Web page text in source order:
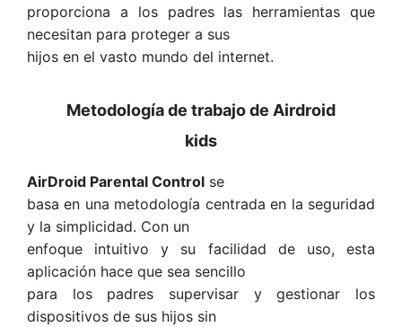
proporciona a los padres las herramientas que
necesitan para proteger a sus
hijos en el vasto mundo del internet.
Metodología de trabajo de Airdroid
kids
AirDroid Parental Control se
basa en una metodología centrada en la seguridad
y la simplicidad. Con un
enfoque intuitivo y su facilidad de uso, esta
aplicación hace que sea sencillo
para los padres supervisar y gestionar los
dispositivos de sus hijos sin